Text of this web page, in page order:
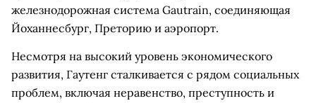
железнодорожная система Gautrain, соединяющая
Йоханнесбург, Преторию и аэропорт.
Несмотря на высокий уровень экономического
развития, Гаутенг сталкивается с рядом социальных
проблем, включая неравенство, преступность и